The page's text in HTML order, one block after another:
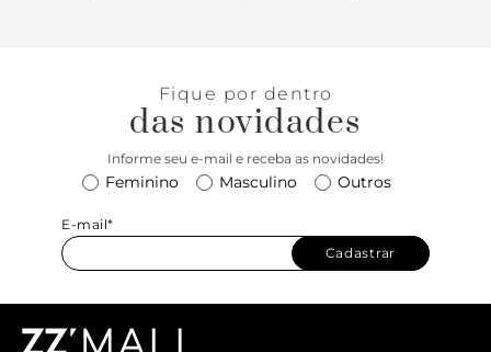
Fique por dentro
das novidades
Informe seu e-mail e receba as novidades!
Feminino Masculino Outros
E-mail*
Cadastrar